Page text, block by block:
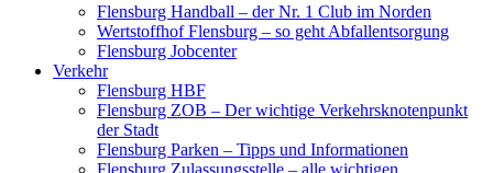
Flensburg Handball – der Nr. 1 Club im Norden
Wertstoffhof Flensburg – so geht Abfallentsorgung
Flensburg Jobcenter
Verkehr
Flensburg HBF
Flensburg ZOB – Der wichtige Verkehrsknotenpunkt
der Stadt
Flensburg Parken – Tipps und Informationen
Flensburg Zulassungsstelle – alle wichtigen